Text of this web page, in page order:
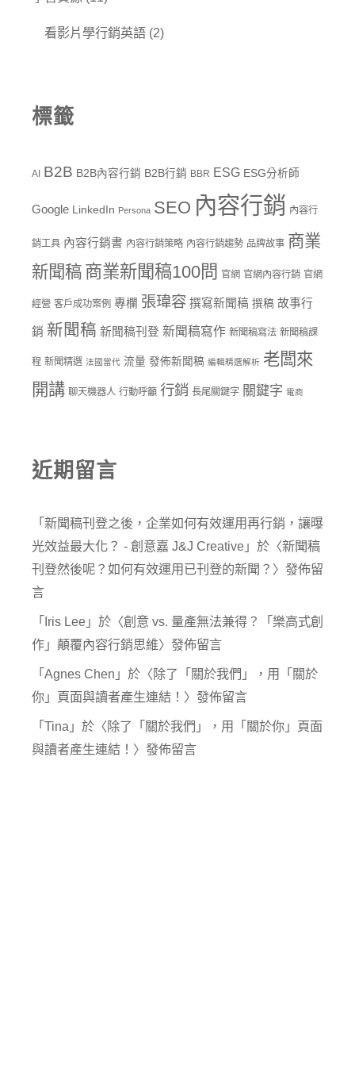
看影片學行銷英語 (2)
標籤
AI B2B B2B內容行銷 B2B行銷 BBR ESG ESG分析師
Google LinkedIn Persona SEO 內容行銷 內容行
銷工具 內容行銷書 內容行銷策略 內容行銷趨勢 品牌故事 商業
新聞稿 商業新聞稿100問 官網 官網內容行銷 官網
經營 客戶成功案例 專欄 張瑋容 撰寫新聞稿 撰稿 故事行
銷 新聞稿 新聞稿刊登 新聞稿寫作 新聞稿寫法 新聞稿課
程 新聞精選 法國當代 流量 發佈新聞稿 編輯精選解析 老闆來
開講 聊天機器人 行動呼籲 行銷 長尾關鍵字 關鍵字 電商
近期留言
「 新聞稿刊登之後，企業如何有效運用再行銷，讓曝
光效益最大化？ - 創意嘉 J&J Creative 」於〈新聞稿
刊登然後呢？如何有效運用已刊登的新聞？ 〉發佈留
言
「 Iris Lee 」於〈創意 vs. 量產無法兼得？「樂高式創
作」顛覆內容行銷思維〉發佈留言
「 Agnes Chen 」於〈除了「關於我們」，用「關於
你」頁面與讀者產生連結！ 〉發佈留言
「 Tina 」於〈除了「關於我們」，用「關於你」頁面
與讀者產生連結！ 〉發佈留言